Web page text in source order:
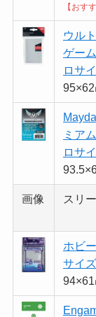
【おす
ウル
ゲー
ロサ
ミア
ロサ
画像 スリ
ホビ
サイ